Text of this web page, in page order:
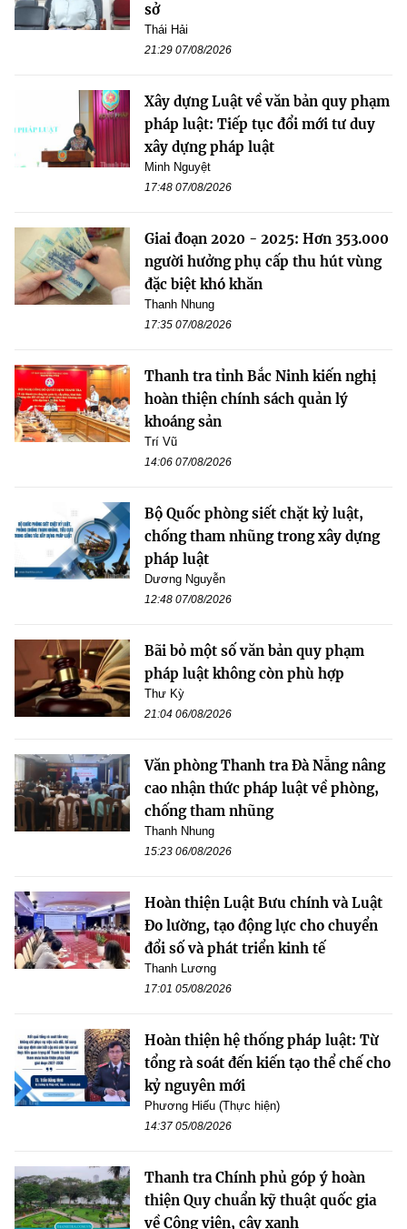
sở
Thái Hải
21:29 07/08/2026
Xây dựng Luật về văn bản quy phạm
pháp luật: Tiếp tục đổi mới tư duy
xây dựng pháp luật
Minh Nguyệt
17:48 07/08/2026
Giai đoạn 2020 - 2025: Hơn 353.000
người hưởng phụ cấp thu hút vùng
đặc biệt khó khăn
Thanh Nhung
17:35 07/08/2026
Thanh tra tỉnh Bắc Ninh kiến nghị
hoàn thiện chính sách quản lý
khoáng sản
Trí Vũ
14:06 07/08/2026
Bộ Quốc phòng siết chặt kỷ luật,
chống tham nhũng trong xây dựng
pháp luật
Dương Nguyễn
12:48 07/08/2026
Bãi bỏ một số văn bản quy phạm
pháp luật không còn phù hợp
Thư Kỳ
21:04 06/08/2026
Văn phòng Thanh tra Đà Nẵng nâng
cao nhận thức pháp luật về phòng,
chống tham nhũng
Thanh Nhung
15:23 06/08/2026
Hoàn thiện Luật Bưu chính và Luật
Đo lường, tạo động lực cho chuyển
đổi số và phát triển kinh tế
Thanh Lương
17:01 05/08/2026
Hoàn thiện hệ thống pháp luật: Từ
tổng rà soát đến kiến tạo thể chế cho
kỷ nguyên mới
Phương Hiếu (Thực hiện)
14:37 05/08/2026
Thanh tra Chính phủ góp ý hoàn
thiện Quy chuẩn kỹ thuật quốc gia
về Công viên, cây xanh